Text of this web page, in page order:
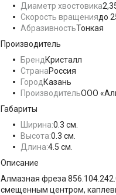
Диаметр хвостовика
Скорость вращениядо
АбразивностьТонкая
Производитель
БрендКристалл
СтранаРоссия
ГородКазань
ПроизводительООО
Габариты
Ширина:0.3 см.
Высота:0.3 см.
Длина:4.5 см.
Описание
Алмазная фреза
смещенным центром,